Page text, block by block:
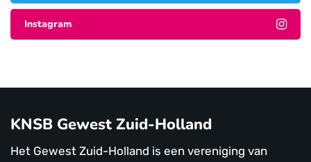
Instagram
KNSB Gewest Zuid-Holland
Het Gewest Zuid-Holland is een vereniging van